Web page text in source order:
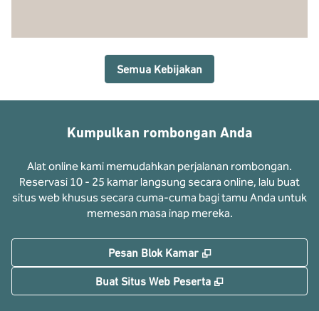
Semua Kebijakan
Kumpulkan rombongan Anda
Alat online kami memudahkan perjalanan rombongan.
Reservasi 10 - 25 kamar langsung secara online, lalu buat
situs web khusus secara cuma-cuma bagi tamu Anda untuk
memesan masa inap mereka.
Pesan Blok Kamar ,
Buat Situs Web Peserta ,